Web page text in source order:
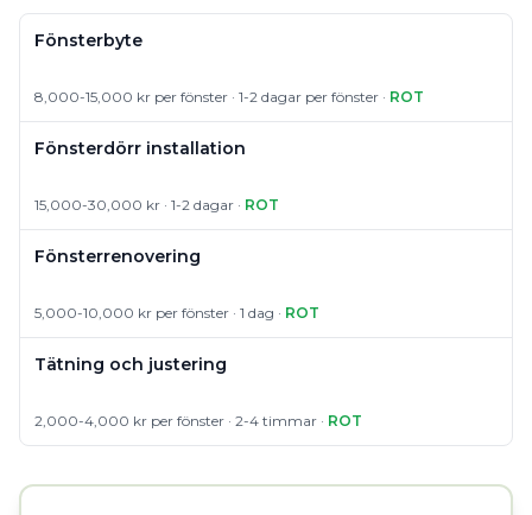
Fönsterbyte
8,000-15,000 kr per fönster · 1-2 dagar per fönster · ROT
Fönsterdörr installation
15,000-30,000 kr · 1-2 dagar · ROT
Fönsterrenovering
5,000-10,000 kr per fönster · 1 dag · ROT
Tätning och justering
2,000-4,000 kr per fönster · 2-4 timmar · ROT